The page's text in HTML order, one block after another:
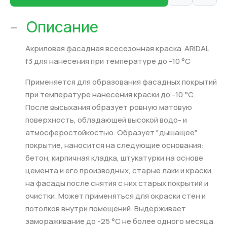
- Описание
Акриловая фасадная всесезонная краска ARIDAL
f3 для нанесения при температуре до -10 °С
Применяется для образования фасадных покрытий
при температуре нанесения краски до -10 °С.
После высыхания образует ровную матовую
поверхность, обладающей высокой водо- и
атмосферостойкостью. Образует "дышащее"
покрытие, наносится на следующие основания:
бетон, кирпичная кладка, штукатурки на основе
цемента и его производных, старые лаки и краски,
на фасады после снятия с них старых покрытий и
очистки. Может применяться для окраски стен и
потолков внутри помещений. Выдерживает
замораживание до -25 °С не более одного месяца